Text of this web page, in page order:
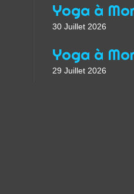
30 Juillet 2026
29 Juillet 2026